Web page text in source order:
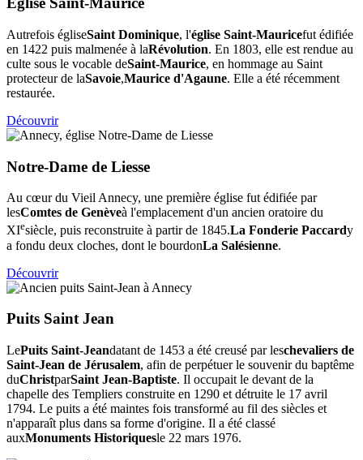
Autrefois égliseSaint Dominique, l'église Saint-Mauricefut édifiée
en 1422 puis malmenée à laRévolution. En 1803, elle est rendue au
culte sous le vocable deSaint-Maurice, en hommage au Saint
protecteur de laSavoie,Maurice d'Agaune. Elle a été récemment
restaurée.
Découvrir
Notre-Dame de Liesse
Au cœur du Vieil Annecy, une première église fut édifiée par
lesComtes de Genèveà l'emplacement d'un ancien oratoire du
XIesiècle, puis reconstruite à partir de 1845.La Fonderie Paccardy
a fondu deux cloches, dont le bourdonLa Salésienne.
Découvrir
Puits Saint Jean
LePuits Saint-Jeandatant de 1453 a été creusé par leschevaliers de
Saint-Jean de Jérusalem, afin de perpétuer le souvenir du baptême
duChristparSaint Jean-Baptiste. Il occupait le devant de la
chapelle des Templiers construite en 1290 et détruite le 17 avril
1794. Le puits a été maintes fois transformé au fil des siècles et
n'apparaît plus dans sa forme d'origine. Il a été classé
auxMonuments Historiquesle 22 mars 1976.